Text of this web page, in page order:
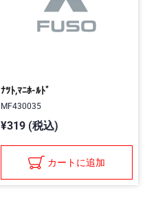
ﾅﾂﾄ,ﾏﾆﾎ-ﾙﾄﾞ
MF430035
¥319 (税込)
カートに追加